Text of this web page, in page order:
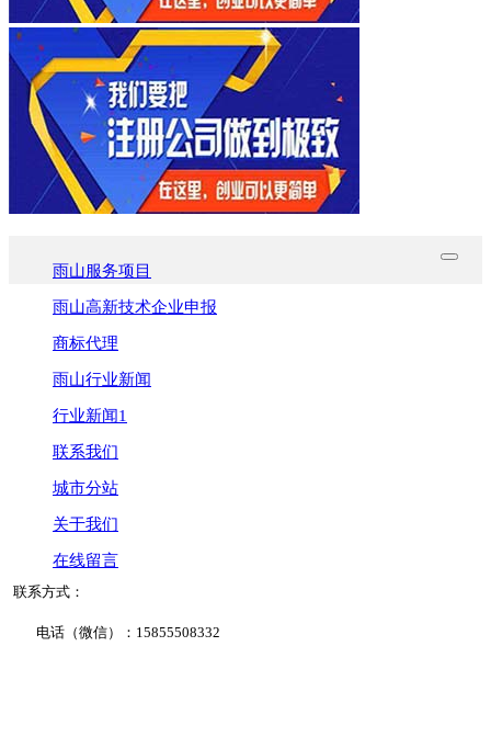
雨山服务项目
雨山高新技术企业申报
商标代理
雨山行业新闻
行业新闻1
联系我们
城市分站
关于我们
在线留言
联系方式：
电话（微信）：15855508332